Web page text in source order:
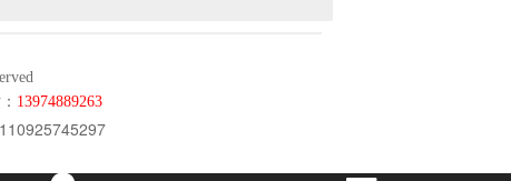
13974889263